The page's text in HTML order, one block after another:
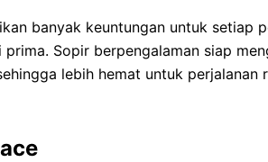
banyak keuntungan untuk setiap
Sopir berpengalaman siap
lebih hemat untuk